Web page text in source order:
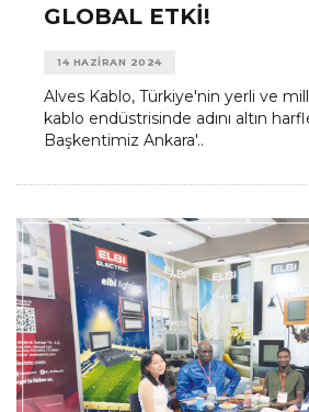
GLOBAL ETKI!
14 HAZIRAN 2024
Alves Kablo, Türkiye'nin yerli ve
kablo endüstrisinde adını altın
Başkentimiz Ankara'..